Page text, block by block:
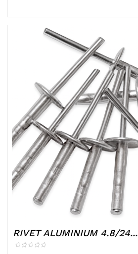
RIVET ALUMINIUM 4.8/24...